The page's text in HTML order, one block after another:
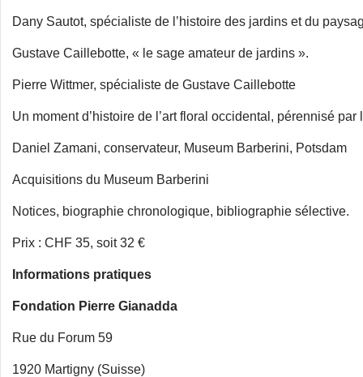
Dany Sautot, spécialiste de l’histoire des jardins et du
Gustave Caillebotte, « le sage amateur de jardins ».
Pierre Wittmer, spécialiste de Gustave Caillebotte
Un moment d’histoire de l’art floral occidental, pérennisé par
Daniel Zamani, conservateur, Museum Barberini, Potsdam
Acquisitions du Museum Barberini
Notices, biographie chronologique, bibliographie sélective.
Prix : CHF 35, soit 32 €
Informations pratiques
Fondation Pierre Gianadda
Rue du Forum 59
1920 Martigny (Suisse)